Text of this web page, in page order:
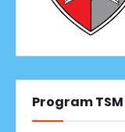
Program TSM